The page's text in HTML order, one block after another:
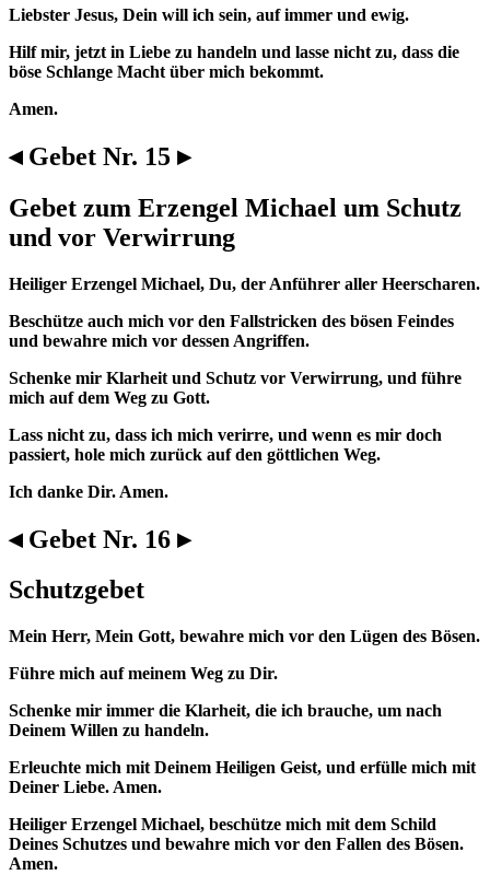
Liebster Jesus, Dein will ich sein, auf immer und ewig.
Hilf mir, jetzt in Liebe zu handeln und lasse nicht zu, dass die
böse Schlange Macht über mich bekommt.
Amen.
◂ Gebet Nr. 15 ▸
Gebet zum Erzengel Michael um Schutz
und vor Verwirrung
Heiliger Erzengel Michael, Du, der Anführer aller Heerscharen.
Beschütze auch mich vor den Fallstricken des bösen Feindes
und bewahre mich vor dessen Angriffen.
Schenke mir Klarheit und Schutz vor Verwirrung, und führe
mich auf dem Weg zu Gott.
Lass nicht zu, dass ich mich verirre, und wenn es mir doch
passiert, hole mich zurück auf den göttlichen Weg.
Ich danke Dir. Amen.
◂ Gebet Nr. 16 ▸
Schutzgebet
Mein Herr, Mein Gott, bewahre mich vor den Lügen des Bösen.
Führe mich auf meinem Weg zu Dir.
Schenke mir immer die Klarheit, die ich brauche, um nach
Deinem Willen zu handeln.
Erleuchte mich mit Deinem Heiligen Geist, und erfülle mich mit
Deiner Liebe. Amen.
Heiliger Erzengel Michael, beschütze mich mit dem Schild
Deines Schutzes und bewahre mich vor den Fallen des Bösen.
Amen.